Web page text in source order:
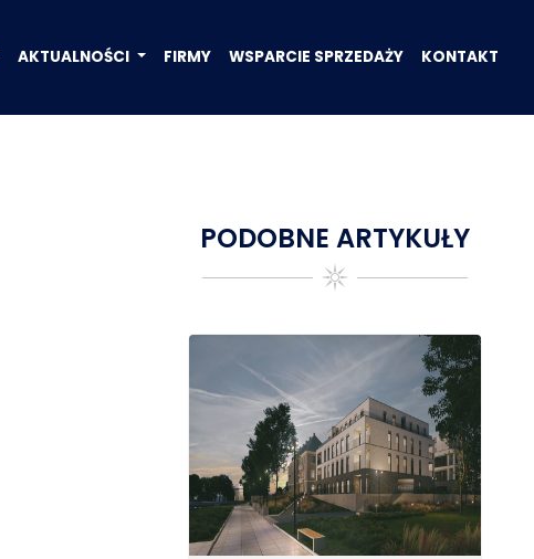
AKTUALNOŚCI FIRMY WSPARCIE SPRZEDAŻY KONTAKT
PODOBNE ARTYKUŁY